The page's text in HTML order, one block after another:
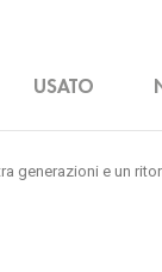
USATO
generazioni e un